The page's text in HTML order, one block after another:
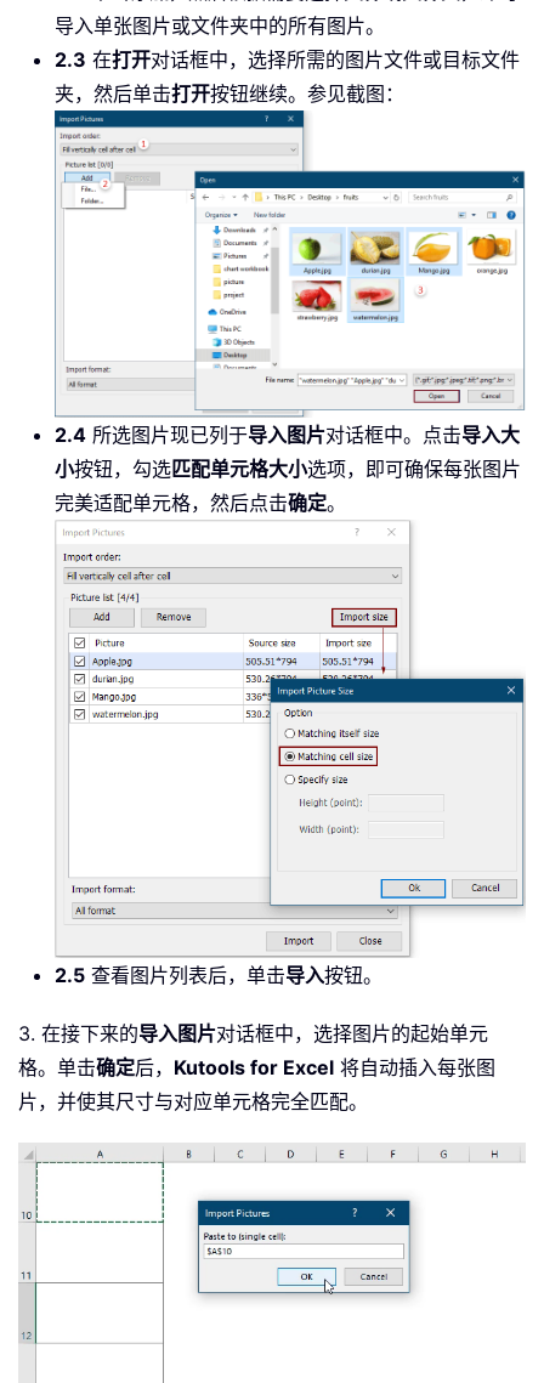
导入单张图片或文件夹中的所有图片。
2.3 在打开对话框中，选择所需的图片文件或目标文件
夹，然后单击打开按钮继续。参见截图：
2.4 所选图片现已列于导入图片对话框中。点击导入大
小按钮，勾选匹配单元格大小选项，即可确保每张图片
完美适配单元格，然后点击确定。
2.5 查看图片列表后，单击导入按钮。
3. 在接下来的导入图片对话框中，选择图片的起始单元
格。单击确定后， Kutools for Excel 将自动插入每张图
片，并使其尺寸与对应单元格完全匹配。